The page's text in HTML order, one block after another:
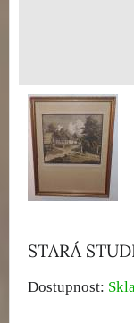
STARÁ
Dostupnost: